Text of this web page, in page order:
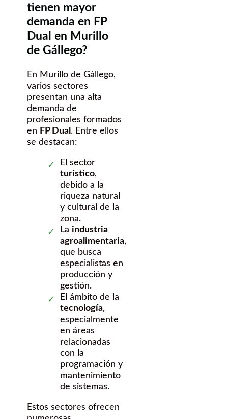
tienen mayor
demanda en FP
Dual en Murillo
de Gállego?
En Murillo de Gállego,
varios sectores
presentan una alta
demanda de
profesionales formados
en FP Dual . Entre ellos
se destacan:
El sector
turístico,
debido a la
riqueza natural
y cultural de la
zona.
La industria
agroalimentaria,
que busca
especialistas en
producción y
gestión.
El ámbito de la
tecnología,
especialmente
en áreas
relacionadas
con la
programación y
mantenimiento
de sistemas.
Estos sectores ofrecen